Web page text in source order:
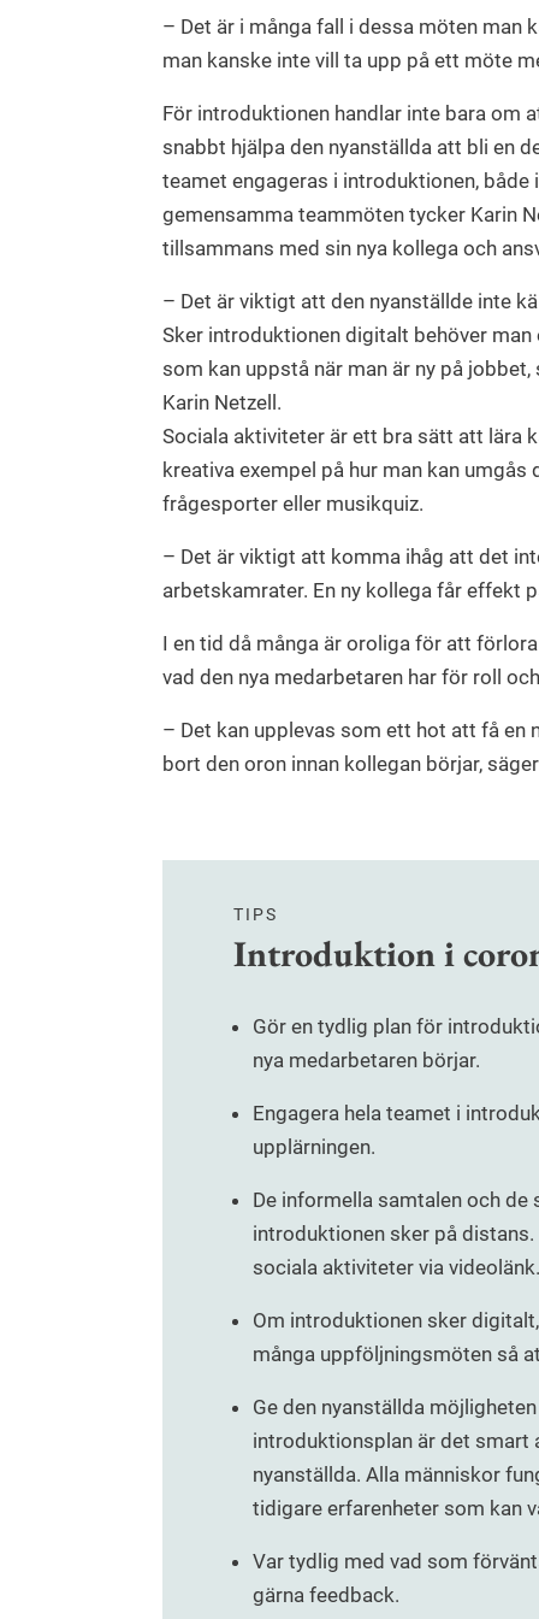
– Det är i många fall i dessa möten man
man kanske inte vill ta upp på ett möte
För introduktionen handlar inte bara om
snabbt hjälpa den nyanställda att bli en
teamet engageras i introduktionen,
gemensamma teammöten tycker Karin
tillsammans med sin nya kollega och
– Det är viktigt att den nyanställde inte
Sker introduktionen digitalt behöver
som kan uppstå när man är ny på
Karin Netzell.
Sociala aktiviteter är ett bra sätt att lära
kreativa exempel på hur man kan
frågesporter eller musikquiz.
– Det är viktigt att komma ihåg att det
arbetskamrater. En ny kollega får effekt
I en tid då många är oroliga för att
vad den nya medarbetaren har för roll
– Det kan upplevas som ett hot att få en
bort den oron innan kollegan börjar,
TIPS
Introduktion i
Gör en tydlig plan för
nya medarbetaren börjar.
Engagera hela teamet i
upplärningen.
De informella samtalen och
introduktionen sker på
sociala aktiviteter via
Om introduktionen sker
många uppföljningsmöten så
Ge den nyanställda
introduktionsplan är det smart
nyanställda. Alla människor
tidigare erfarenheter som kan
Var tydlig med vad som
gärna feedback.